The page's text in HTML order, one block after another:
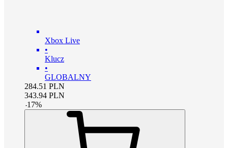
Xbox Live
•
Klucz
•
GLOBALNY
284.51 PLN
343.94 PLN
-17%